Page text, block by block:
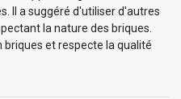
Il a suggéré d'utiliser d'autres
la nature des briques.
et respecte la qualité